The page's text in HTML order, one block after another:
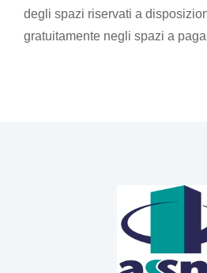
degli spazi riservati a
gratuitamente negli spazi a